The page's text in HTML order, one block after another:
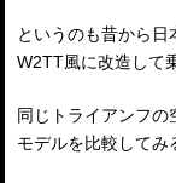
というのも昔から
W2TT風に改造して
同じトライアンフの
モデルを比較してみ